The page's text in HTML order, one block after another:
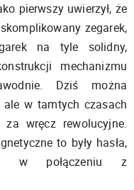
pierwszy uwierzył, że
zegarek,
na tyle solidny,
mechanizmu
Dziś można
ale w tamtych czasach
wręcz rewolucyjne.
to były hasła,
w połączeniu z